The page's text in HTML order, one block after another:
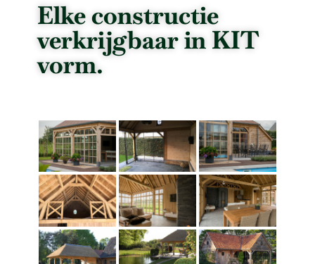
Elke constructie
verkrijgbaar in KIT
vorm.